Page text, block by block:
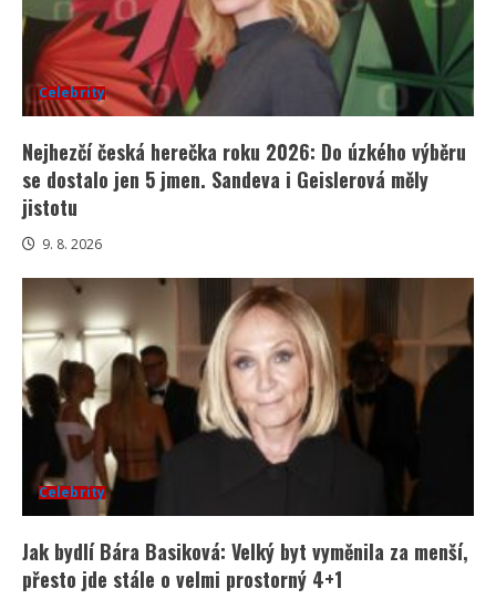
Celebrity
Nejhezčí česká herečka roku 2026: Do úzkého výběru
se dostalo jen 5 jmen. Sandeva i Geislerová měly
jistotu
9. 8. 2026
Celebrity
Jak bydlí Bára Basiková: Velký byt vyměnila za menší,
přesto jde stále o velmi prostorný 4+1